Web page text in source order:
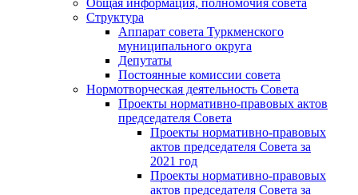
Структура
Аппарат совета Туркменского
муниципального округа
Депутаты
Постоянные комиссии совета
Нормотворческая деятельность Совета
Проекты нормативно-правовых актов
председателя Cовета
Проекты нормативно-правовых
актов председателя Cовета за
2021 год
Проекты нормативно-правовых
актов председателя Cовета за